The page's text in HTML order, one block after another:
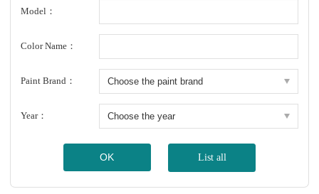
Model：
Color Name：
Paint Brand：
Year：
OK List all